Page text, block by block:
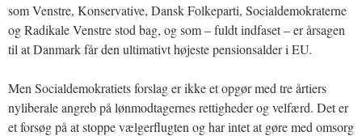
som Venstre, Konservative, Dansk Folkeparti, Socialdemokraterne
og Radikale Venstre stod bag, og som – fuldt indfaset – er årsagen
til at Danmark får den ultimativt højeste pensionsalder i EU.
Men Socialdemokratiets forslag er ikke et opgør med tre årtiers
nyliberale angreb på lønmodtagernes rettigheder og velfærd. Det er
et forsøg på at stoppe vælgerflugten og har intet at gøre med omsorg